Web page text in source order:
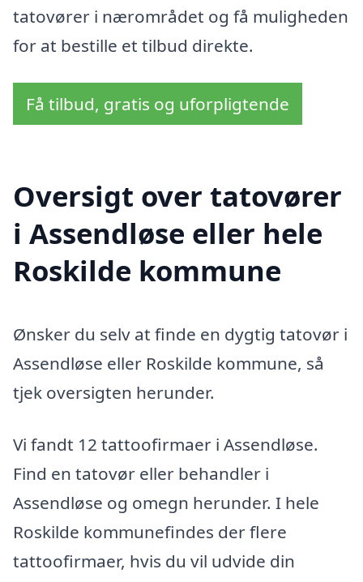
tatovører i nærområdet og få muligheden
for at bestille et tilbud direkte.
Få tilbud, gratis og uforpligtende
Oversigt over tatovører
i Assendløse eller hele
Roskilde kommune
Ønsker du selv at finde en dygtig tatovør i
Assendløse eller Roskilde kommune, så
tjek oversigten herunder.
Vi fandt 12 tattoofirmaer i Assendløse.
Find en tatovør eller behandler i
Assendløse og omegn herunder. I hele
Roskilde kommunefindes der flere
tattoofirmaer, hvis du vil udvide din